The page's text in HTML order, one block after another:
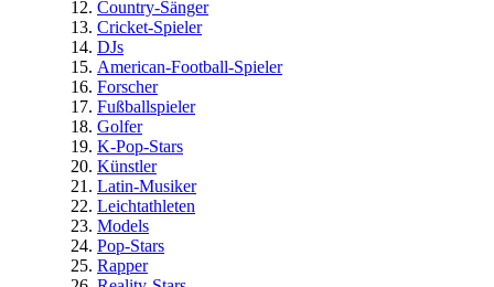
Country-Sänger
Cricket-Spieler
DJs
American-Football-Spieler
Forscher
Fußballspieler
Golfer
K-Pop-Stars
Künstler
Latin-Musiker
Leichtathleten
Models
Pop-Stars
Rapper